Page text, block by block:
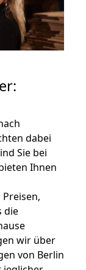
dabei
Sie bei
Ihnen
die
wir über
von Berlin